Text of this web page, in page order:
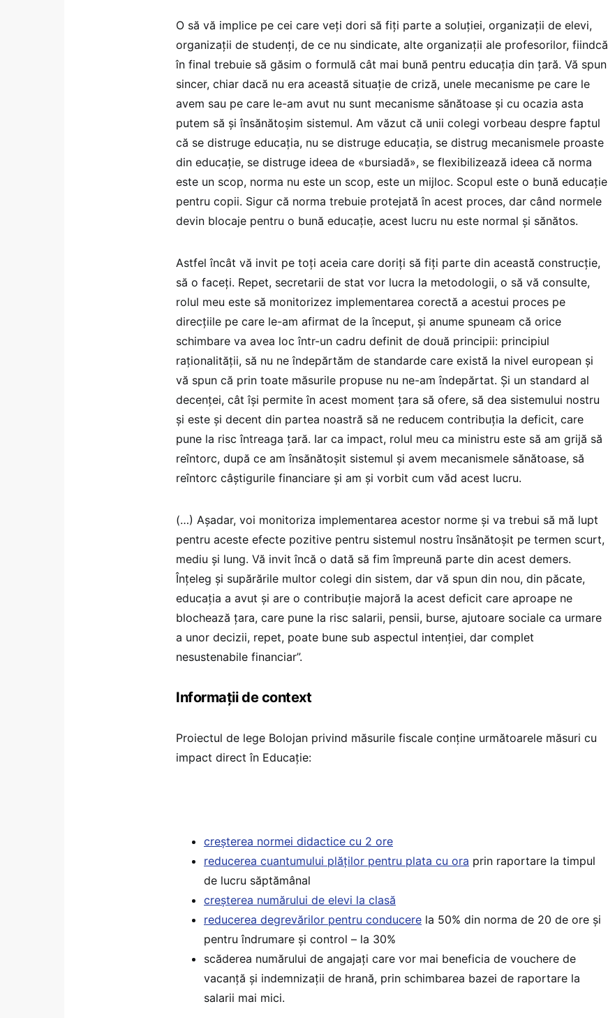
O să vă implice pe cei care veți dori să fiți parte a soluției, organizații de elevi,
organizații de studenți, de ce nu sindicate, alte organizații ale profesorilor, fiindcă
în final trebuie să găsim o formulă cât mai bună pentru educația din țară. Vă spun
sincer, chiar dacă nu era această situație de criză, unele mecanisme pe care le
avem sau pe care le-am avut nu sunt mecanisme sănătoase și cu ocazia asta
putem să și însănătoșim sistemul. Am văzut că unii colegi vorbeau despre faptul
că se distruge educația, nu se distruge educația, se distrug mecanismele proaste
din educație, se distruge ideea de «bursiadă», se flexibilizează ideea că norma
este un scop, norma nu este un scop, este un mijloc. Scopul este o bună educație
pentru copii. Sigur că norma trebuie protejată în acest proces, dar când normele
devin blocaje pentru o bună educație, acest lucru nu este normal și sănătos.
Astfel încât vă invit pe toți aceia care doriți să fiți parte din această construcție,
să o faceți. Repet, secretarii de stat vor lucra la metodologii, o să vă consulte,
rolul meu este să monitorizez implementarea corectă a acestui proces pe
direcțiile pe care le-am afirmat de la început, și anume spuneam că orice
schimbare va avea loc într-un cadru definit de două principii: principiul
raționalității, să nu ne îndepărtăm de standarde care există la nivel european și
vă spun că prin toate măsurile propuse nu ne-am îndepărtat. Și un standard al
decenței, cât își permite în acest moment țara să ofere, să dea sistemului nostru
și este și decent din partea noastră să ne reducem contribuția la deficit, care
pune la risc întreaga țară. Iar ca impact, rolul meu ca ministru este să am grijă să
reîntorc, după ce am însănătoșit sistemul și avem mecanismele sănătoase, să
reîntorc câștigurile financiare și am și vorbit cum văd acest lucru.
(…) Așadar, voi monitoriza implementarea acestor norme și va trebui să mă lupt
pentru aceste efecte pozitive pentru sistemul nostru însănătoșit pe termen scurt,
mediu și lung. Vă invit încă o dată să fim împreună parte din acest demers.
Înțeleg și supărările multor colegi din sistem, dar vă spun din nou, din păcate,
educația a avut și are o contribuție majoră la acest deficit care aproape ne
blochează țara, care pune la risc salarii, pensii, burse, ajutoare sociale ca urmare
a unor decizii, repet, poate bune sub aspectul intenției, dar complet
nesustenabile financiar”.
Informații de context
Proiectul de lege Bolojan privind măsurile fiscale conține următoarele măsuri cu
impact direct în Educație:
creșterea normei didactice cu 2 ore
reducerea cuantumului plăților pentru plata cu ora prin raportare la timpul
de lucru săptămânal
creșterea numărului de elevi la clasă
reducerea degrevărilor pentru conducere la 50% din norma de 20 de ore și
pentru îndrumare și control – la 30%
scăderea numărului de angajați care vor mai beneficia de vouchere de
vacanță și indemnizații de hrană, prin schimbarea bazei de raportare la
salarii mai mici.